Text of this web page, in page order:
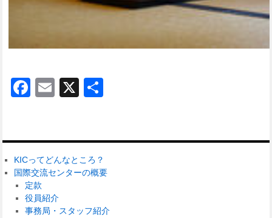
Facebook
Email
X
KICってどんなところ？
国際交流センターの概要
定款
役員紹介
事務局・スタッフ紹介